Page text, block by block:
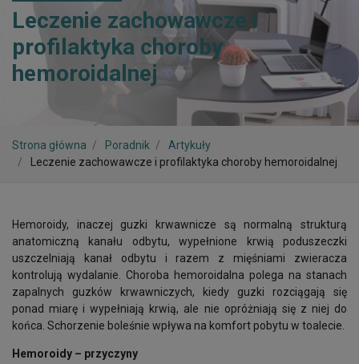
Leczenie zachowawcze i
profilaktyka choroby
hemoroidalnej
Strona główna Poradnik
Artykuły
Leczenie zachowawcze i profilaktyka choroby hemoroidalnej
Hemoroidy, inaczej guzki krwawnicze są normalną strukturą
anatomiczną kanału odbytu, wypełnione krwią poduszeczki
uszczelniają kanał odbytu i razem z mięśniami zwieracza
kontrolują wydalanie. Choroba hemoroidalna polega na stanach
zapalnych guzków krwawniczych, kiedy guzki rozciągają się
ponad miarę i wypełniają krwią, ale nie opróżniają się z niej do
końca. Schorzenie boleśnie wpływa na komfort pobytu w toalecie.
Hemoroidy – przyczyny